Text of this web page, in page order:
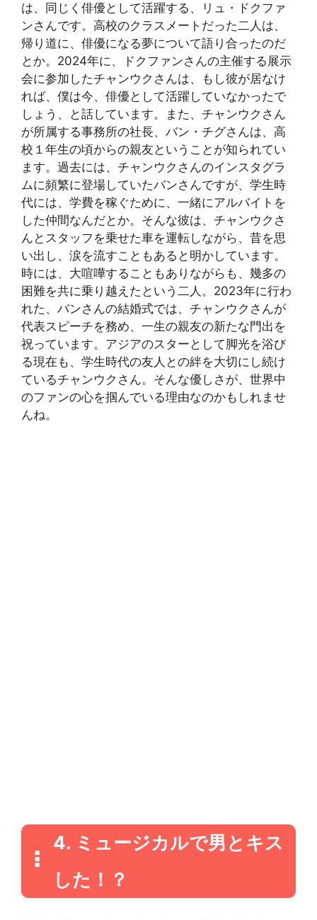
は、同じく俳優として活躍する、リュ・ドクファ
ンさんです。高校のクラスメートだった二人は、
帰り道に、俳優になる夢について語り合ったのだ
とか。2024年に、ドクファンさんの主催する展示
会に参加したチャンウクさんは、もし彼が居なけ
れば、僕は今、俳優として活躍していなかったで
しょう、と話しています。また、チャンウクさん
が所属する事務所の社長、バン・チグさんは、高
校１年生の頃からの親友ということが知られてい
ます。過去には、チャンウクさんのインスタグラ
ムに頻繁に登場していたバンさんですが、学生時
代には、学費を稼ぐために、一緒にアルバイトを
した仲間なんだとか。そんな彼は、チャンウクさ
んとスタッフを乗せた車を運転しながら、昔を思
い出し、涙を流すこともあると明かしています。
時には、大喧嘩することもありながらも、幾多の
困難を共に乗り越えたという二人。2023年に行わ
れた、バンさんの結婚式では、チャンウクさんが
代表スピーチを務め、一生の親友の新たな門出を
祝っています。アジアのスターとして脚光を浴び
る現在も、学生時代の友人との絆を大切にし続け
ているチャンウクさん。そんな優しさが、世界中
のファンの心を掴んでいる理由なのかもしれませ
んね。
4. ミュージカルで男とキス
した！？